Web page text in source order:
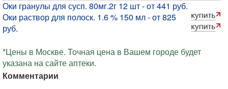
Оки гранулы для сусп. 80мг.2г 12 шт - от 441 руб.
Оки раствор для полоск. 1.6 % 150 мл - от 825
руб.
*Цены в Москве. Точная цена в Вашем городе будет
указана на сайте аптеки.
Комментарии